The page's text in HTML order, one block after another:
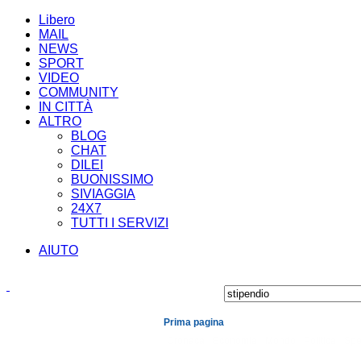
Libero
MAIL
NEWS
SPORT
VIDEO
COMMUNITY
IN CITTÀ
ALTRO
BLOG
CHAT
DILEI
BUONISSIMO
SIVIAGGIA
24X7
TUTTI I SERVIZI
AIUTO
Prima pagina